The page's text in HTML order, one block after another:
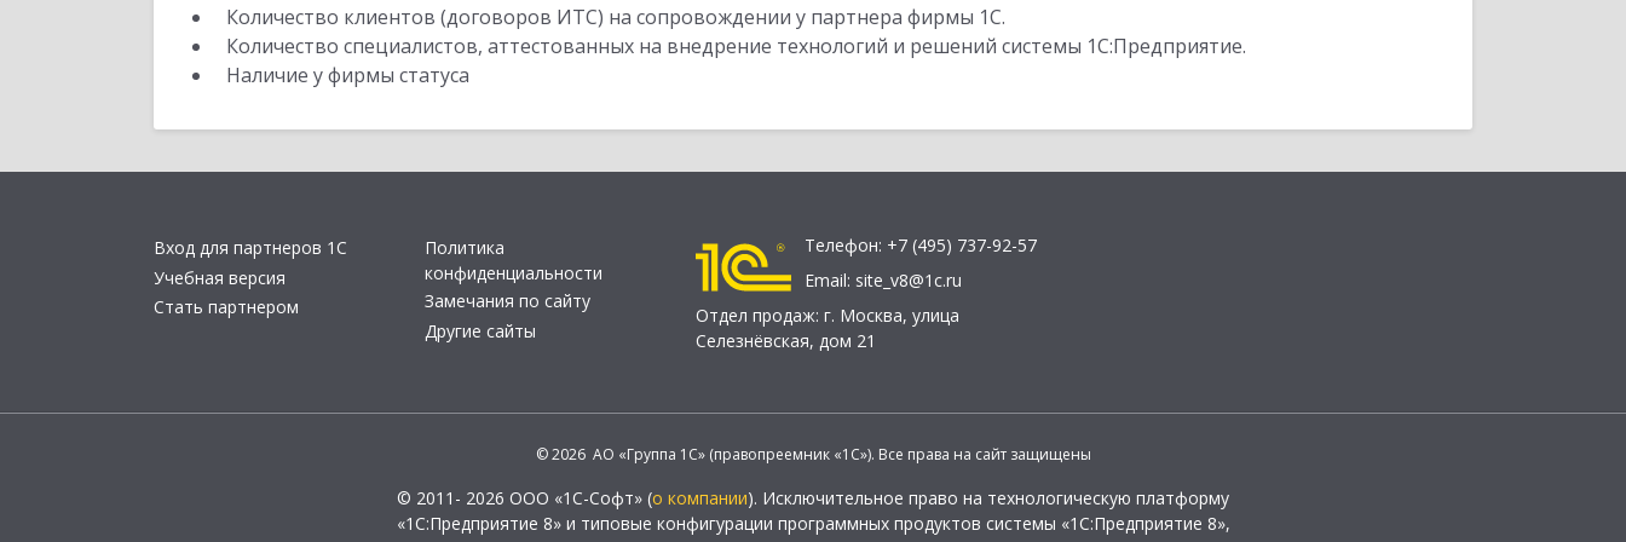
Количество клиентов (договоров ИТС) на сопровождении у партнера фирмы 1С.
Количество специалистов, аттестованных на внедрение технологий и решений системы 1С:Предприятие.
Наличие у фирмы статуса
Вход для партнеров 1С
Учебная версия
Стать партнером
Политика
конфиденциальности
Замечания по сайту
Другие сайты
Телефон: +7 (495) 737-92-57
Email: site_v8@1c.ru
Отдел продаж: г. Москва, улица
Селезнёвская, дом 21
© 2026 АО «Группа 1С» (правопреемник «1С»). Все права на сайт защищены
© 2011- 2026 ООО «1С-Софт» (о компании). Исключительное право на технологическую платформу
«1С:Предприятие 8» и типовые конфигурации программных продуктов системы «1С:Предприятие 8»,